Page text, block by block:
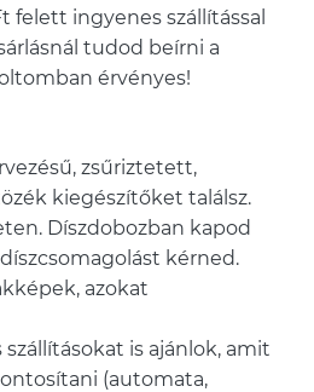
felett ingyenes szállítással
tudod beírni a
érvényes!
zsűriztetett,
kiegészítőket találsz.
Díszdobozban kapod
kérned.
azokat
is ajánlok, amit
(automata,